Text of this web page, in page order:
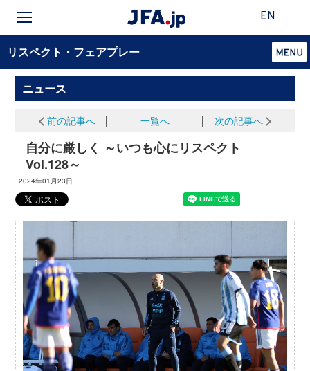
EN
リスペクト・フェアプレー
ニュース
前の記事へ 一覧へ 次の記事へ
自分に厳しく ～いつも心にリスペクト
Vol.128～
2024年01月23日